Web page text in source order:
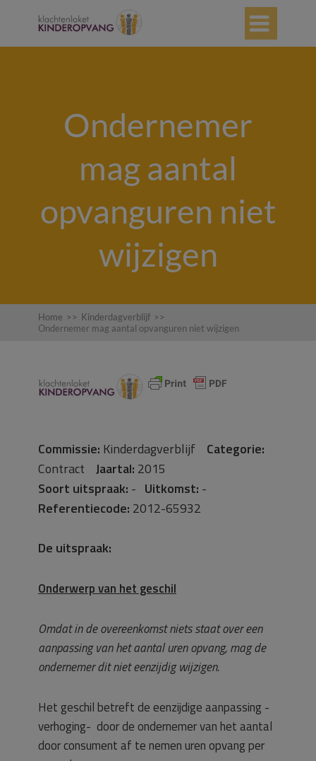

Ondernemer
mag aantal
opvanguren niet
wijzigen
Home >> Kinderdagverblijf >>
Ondernemer mag aantal opvanguren niet wijzigen
Commissie: Kinderdagverblijf Categorie:
Contract Jaartal: 2015
Soort uitspraak: - Uitkomst: -
Referentiecode: 2012-65932
De uitspraak:
Onderwerp van het geschil
Omdat in de overeenkomst niets staat over een
aanpassing van het aantal uren opvang, mag de
ondernemer dit niet eenzijdig wijzigen.
Het geschil betreft de eenzijdige aanpassing -
verhoging- door de ondernemer van het aantal
door consument af te nemen uren opvang per